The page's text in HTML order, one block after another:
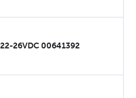
26VDC 00641392